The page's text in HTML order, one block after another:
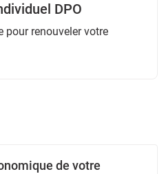
DPO
pour renouveler votre
de votre